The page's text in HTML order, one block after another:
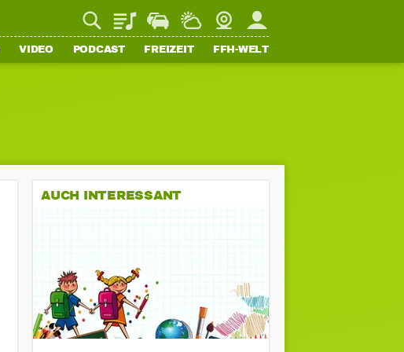
PlaylistStaupilotWetterWebcamMein FFH
VIDEO PODCAST FREIZEIT FFH-WELT
AUCH INTERESSANT